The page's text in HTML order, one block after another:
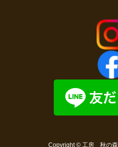
Copyright © 工房 秋の森